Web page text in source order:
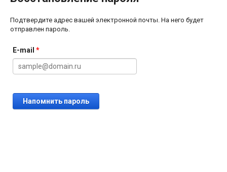
Подтвердите адрес вашей электронной почты. На него будет
отправлен пароль.
E-mail*
Напомнить пароль